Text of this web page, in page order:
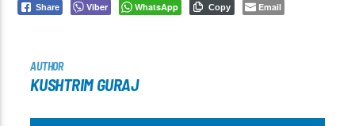
Share Viber WhatsApp Copy Email
AUTHOR
KUSHTRIM GURAJ